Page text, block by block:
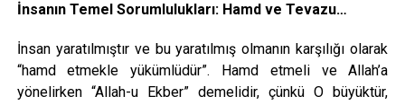
İnsanın Temel Sorumlulukları: Hamd ve Tevazu…
İnsan yaratılmıştır ve bu yaratılmış olmanın karşılığı olarak
“hamd etmekle yükümlüdür”. Hamd etmeli ve Allah’a
yönelirken “Allah-u Ekber” demelidir, çünkü O büyüktür,